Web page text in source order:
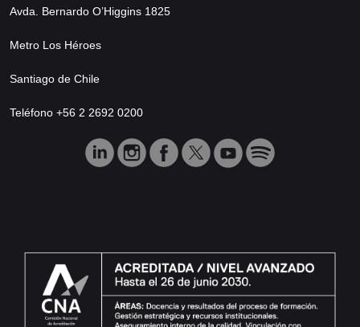
Avda. Bernardo O’Higgins 1825
Metro Los Héroes
Santiago de Chile
Teléfono +56 2 2692 0200